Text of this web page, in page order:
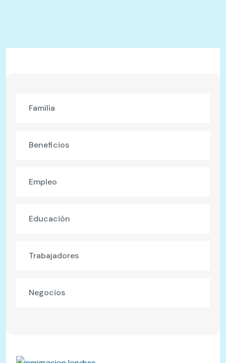
Familia
Beneficios
Empleo
Educación
Trabajadores
Negocios